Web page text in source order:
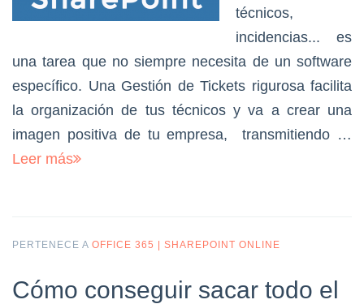
técnicos,
incidencias... es
una tarea que no siempre necesita de un software
específico. Una Gestión de Tickets rigurosa facilita
la organización de tus técnicos y va a crear una
imagen positiva de tu empresa, transmitiendo …
Leer más
PERTENECE A OFFICE 365 | SHAREPOINT ONLINE
Cómo conseguir sacar todo el